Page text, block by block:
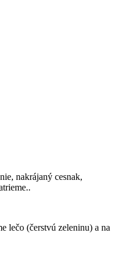
nakrájaný cesnak,
lečo (čerstvú zeleninu) a na